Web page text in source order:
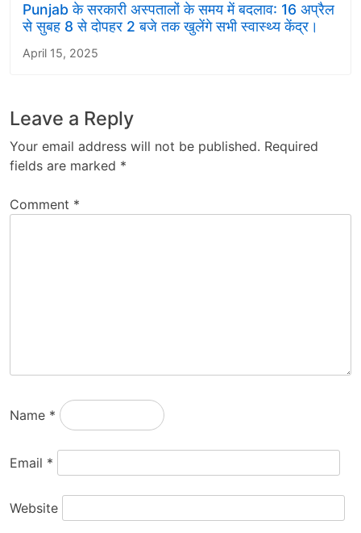
Punjab के सरकारी अस्पतालों के समय में बदलाव: 16 अप्रैल
से सुबह 8 से दोपहर 2 बजे तक खुलेंगे सभी स्वास्थ्य केंद्र।
April 15, 2025
Leave a Reply
Your email address will not be published. Required
fields are marked *
Comment *
Name *
Email *
Website